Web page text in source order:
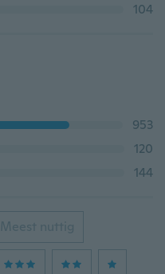
104
953
120
144
Meest nuttig